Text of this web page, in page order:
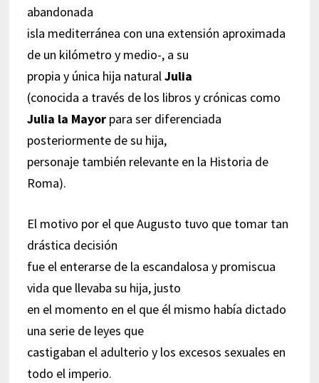
abandonada
isla mediterránea con una extensión aproximada
de un kilómetro y medio-, a su
propia y única hija naturalJulia
(conocida a través de los libros y crónicas como
Julia la Mayorpara ser diferenciada
posteriormente de su hija,
personaje también relevante en la Historia de
Roma).
El motivo por el que Augusto tuvo que tomar tan
drástica decisión
fue el enterarse de la escandalosa y promiscua
vida que llevaba su hija, justo
en el momento en el que él mismo había dictado
una serie de leyes que
castigaban el adulterio y los excesos sexuales en
todo el imperio.